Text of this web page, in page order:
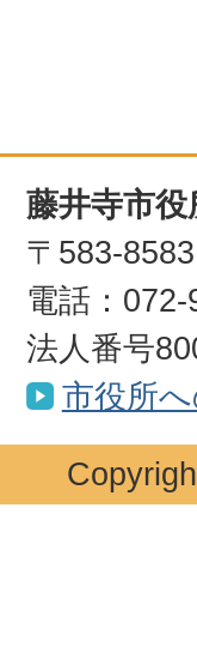
藤井寺市役
〒583-
電話：
法人番号
市役所